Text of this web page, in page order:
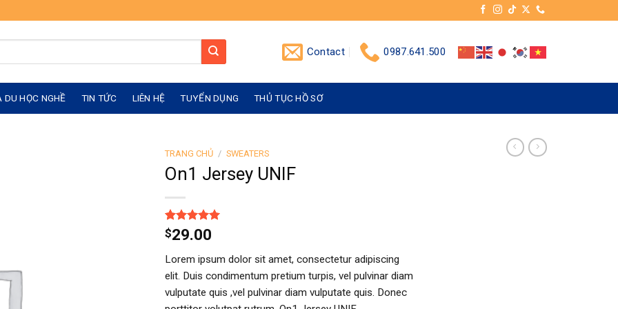
Contact 0987.641.500
DU HỌC NGHỀ TIN TỨC LIÊN HỆ TUYỂN DỤNG THỦ TỤC HỒ SƠ
TRANG CHỦ / SWEATERS
On1 Jersey UNIF
5.00trên 5
dựa trên
1
đánh giá
$29.00
Lorem ipsum dolor sit amet, consectetur adipiscing
elit. Duis condimentum pretium turpis, vel pulvinar diam
vulputate quis ,vel pulvinar diam vulputate quis. Donec